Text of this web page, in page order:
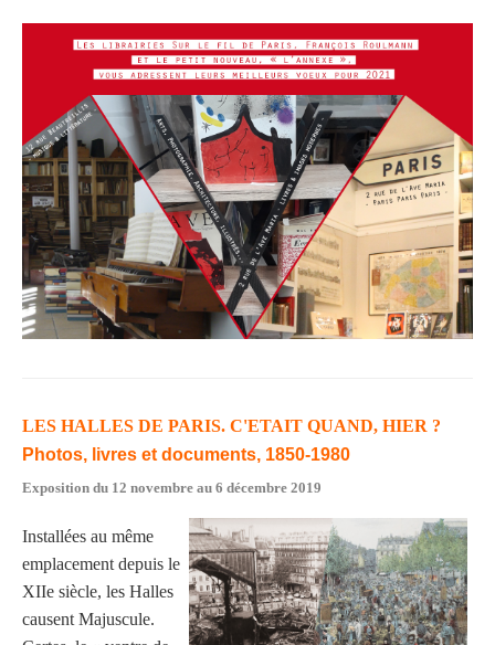
LES HALLES DE PARIS. C'ETAIT QUAND, HIER ?
Photos, livres et documents, 1850-1980
Exposition du 12 novembre au 6 décembre 2019
Installées au même
emplacement depuis le
XIIe siècle, les Halles
causent Majuscule.